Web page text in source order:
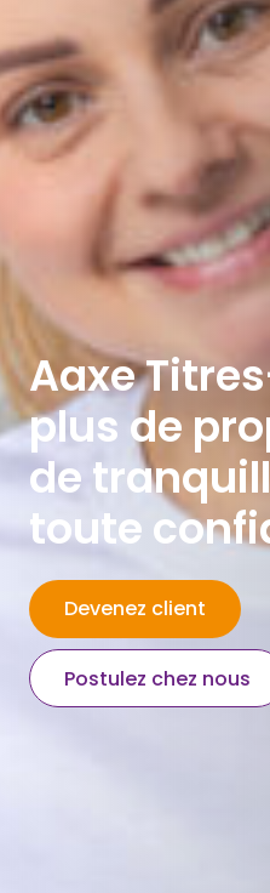
Aaxe
plus de
de
toute
Devenez client
Postulez chez nous